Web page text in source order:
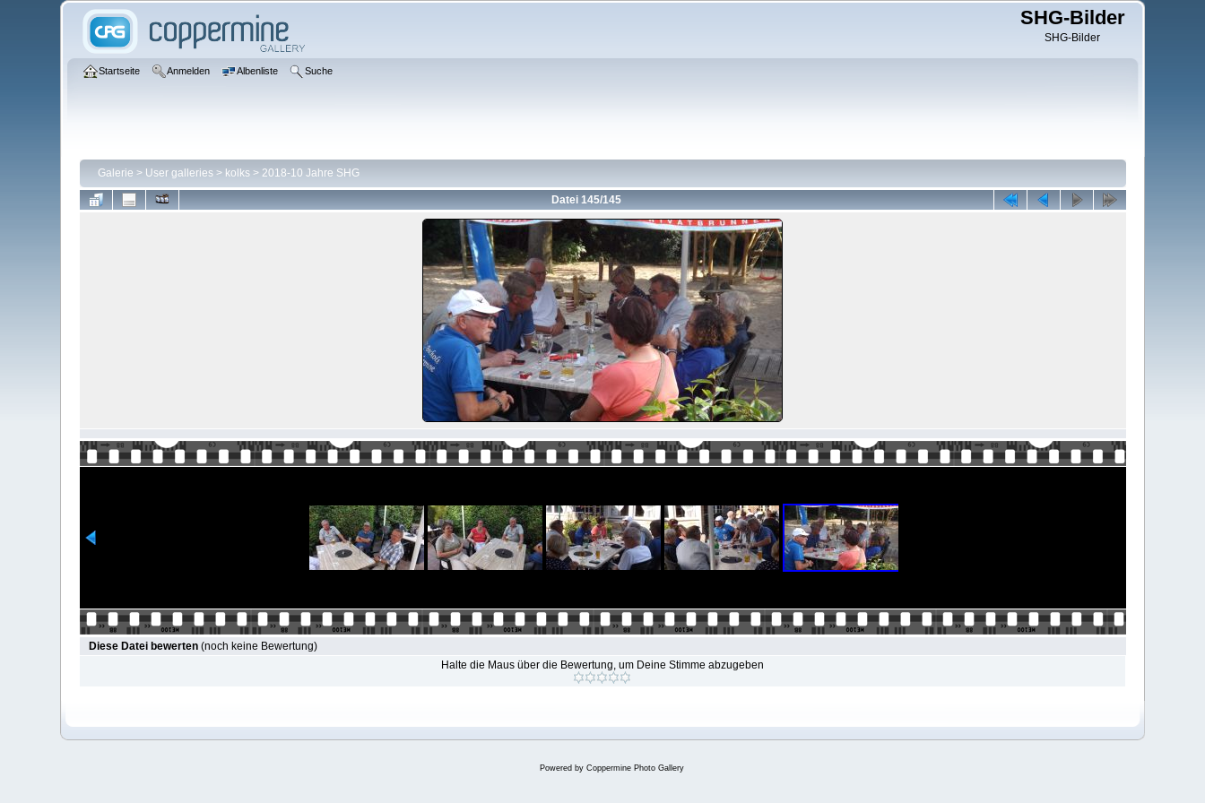
SHG-Bilder
SHG-Bilder
Startseite Anmelden Albenliste Suche
Galerie > User galleries> kolks> 2018-10 Jahre SHG
Datei 145/145
Diese Datei bewerten(noch keine Bewertung)
Halte die Maus über die Bewertung, um Deine Stimme abzugeben
Powered by Coppermine Photo Gallery